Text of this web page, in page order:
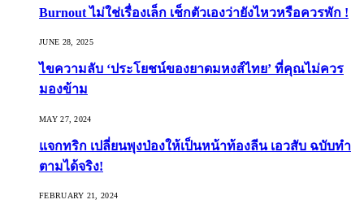
Burnout ไม่ใช่เรื่องเล็ก เช็กตัวเองว่ายังไหวหรือควรพัก !
JUNE 28, 2025
ไขความลับ ‘ประโยชน์ของยาดมหงส์ไทย’ ที่คุณไม่ควร
มองข้าม
MAY 27, 2024
แจกทริก เปลี่ยนพุงป่องให้เป็นหน้าท้องลีน เอวสับ ฉบับทำ
ตามได้จริง!
FEBRUARY 21, 2024